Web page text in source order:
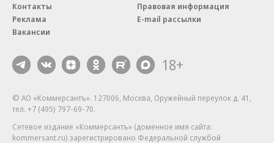
Контакты
Реклама
Вакансии
Правовая информация
E-mail рассылки
18+
© АО «Коммерсантъ». 127006, Москва, Оружейный переулок д. 41,
тел. +7 (495) 797-69-70.
Сетевое издание «Коммерсантъ» (доменное имя сайта:
kommersant.ru) зарегистрировано Федеральной службой